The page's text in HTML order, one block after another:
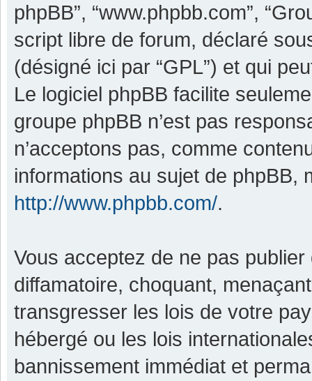
phpBB”, “www.phpbb.com”,
script libre de forum, déclaré
(désigné ici par “GPL”) et qui
Le logiciel phpBB facilite
groupe phpBB n’est pas
n’acceptons pas, comme
informations au sujet de phpBB,
http://www.phpbb.com/.
Vous acceptez de ne pas
diffamatoire, choquant,
transgresser les lois de votre
hébergé ou les lois
bannissement immédiat et